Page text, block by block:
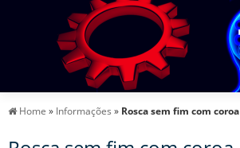
Home » Informações » Rosca sem fim com coroa